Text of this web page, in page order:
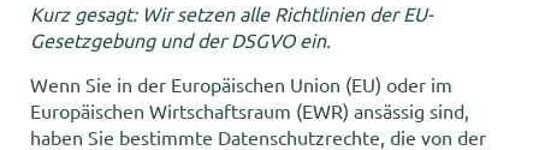
Kurz gesagt: Wir setzen alle Richtlinien der EU-
Gesetzgebung und der DSGVO ein.
Wenn Sie in der Europäischen Union (EU) oder im
Europäischen Wirtschaftsraum (EWR) ansässig sind,
haben Sie bestimmte Datenschutzrechte, die von der